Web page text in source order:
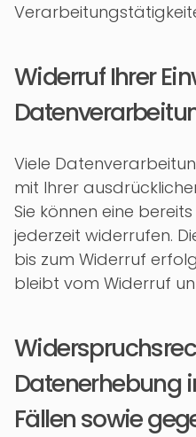
Widerruf Ihrer
Viele
mit Ihrer
Sie können eine
jederzeit widerrufen.
bis zum Widerruf
bleibt vom Widerruf
Datenerhebung
Fällen sowie